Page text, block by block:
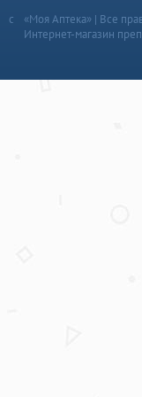
«Моя Аптека» | Все
Интернет-магазин